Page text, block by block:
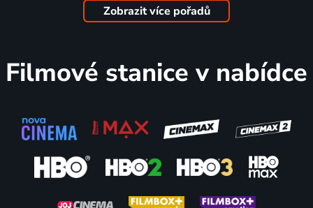
1981 | Československo | Komedie
1981 | Francie | Krimi, Drama, Thriller 1981 | Československo | Komedie
76% 66% 65
Zobrazit více pořadů
Filmové stanice v nabídce